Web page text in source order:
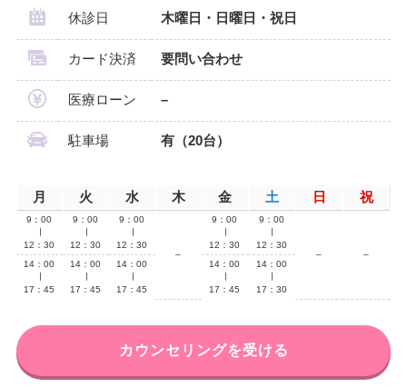
休診日 木曜日・日曜日・祝日
カード決済 要問い合わせ
医療ローン –
駐車場 有（20台）
月 火 水 木 金 土 日 祝
9：00
12：30
9：00
12：30
9：00
12：30
–
9：00
12：30
9：00
12：30
–
–
14：00
17：45
14：00
17：45
14：00
17：45
14：00
17：45
14：00
17：30
カウンセリングを受ける